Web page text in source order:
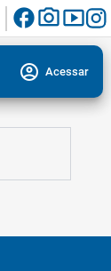
facebookphoto_camerasmart_display
account_circle Acessar